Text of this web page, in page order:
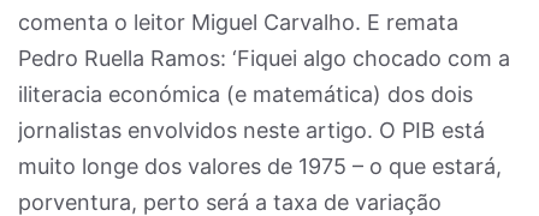
comenta o leitor Miguel Carvalho. E remata
Pedro Ruella Ramos: ‘Fiquei algo chocado com a
iliteracia económica (e matemática) dos dois
jornalistas envolvidos neste artigo. O PIB está
muito longe dos valores de 1975 – o que estará,
porventura, perto será a taxa de variação